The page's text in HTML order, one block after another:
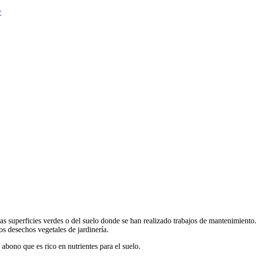
superficies verdes o del suelo donde se han realizado trabajos de mantenimiento.
desechos vegetales de jardinería.
que es rico en nutrientes para el suelo.